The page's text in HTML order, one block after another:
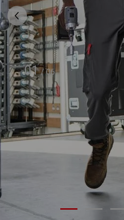
01 / 06